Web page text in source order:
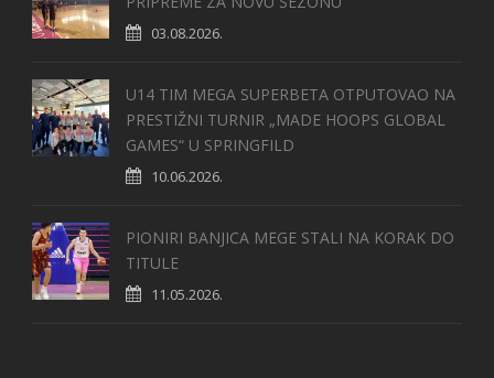
03.08.2026.
U14 TIM MEGA SUPERBETA OTPUTOVAO NA
PRESTIŽNI TURNIR „MADE HOOPS GLOBAL
GAMES“ U SPRINGFILD
10.06.2026.
PIONIRI BANJICA MEGE STALI NA KORAK DO
TITULE
11.05.2026.